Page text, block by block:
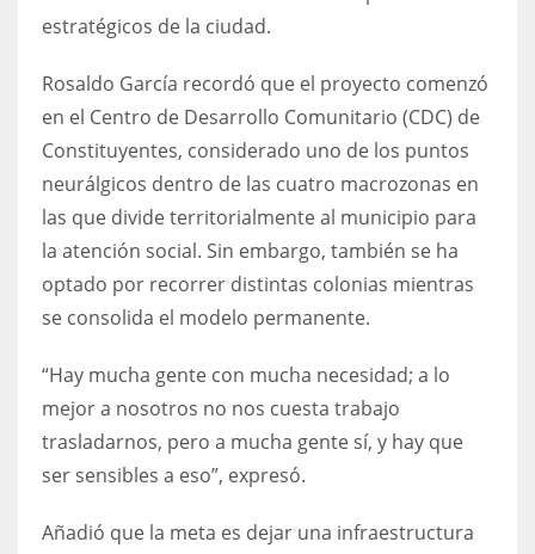
estratégicos de la ciudad.
Rosaldo García recordó que el proyecto comenzó
en el Centro de Desarrollo Comunitario (CDC) de
Constituyentes, considerado uno de los puntos
neurálgicos dentro de las cuatro macrozonas en
las que divide territorialmente al municipio para
la atención social. Sin embargo, también se ha
optado por recorrer distintas colonias mientras
se consolida el modelo permanente.
“Hay mucha gente con mucha necesidad; a lo
mejor a nosotros no nos cuesta trabajo
trasladarnos, pero a mucha gente sí, y hay que
ser sensibles a eso”, expresó.
Añadió que la meta es dejar una infraestructura